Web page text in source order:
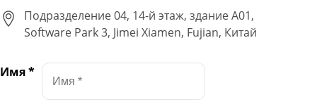
Подразделение 04, 14-й этаж, здание A01,
Software Park 3, Jimei Xiamen, Fujian, Китай
Имя*